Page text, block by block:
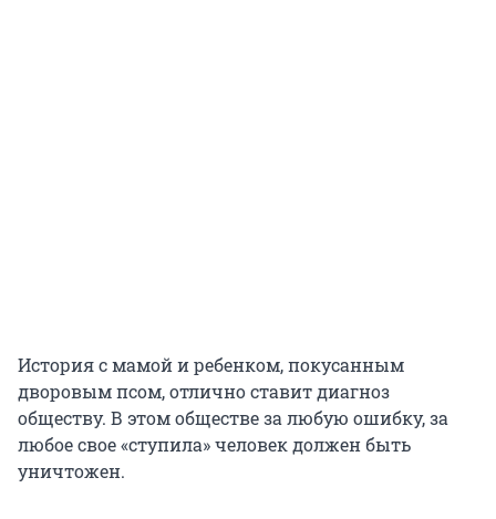
История с мамой и ребенком, покусанным
дворовым псом, отлично ставит диагноз
обществу. В этом обществе за любую ошибку, за
любое свое «ступила» человек должен быть
уничтожен.